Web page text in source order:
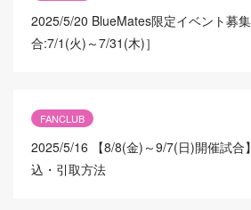
2025/5/20 BlueMates限定イベント募
合:7/1(火)～7/31(木)］
FANCLUB
2025/5/16
【8/8(金)～9/7(日)開催試合
込・引取方法